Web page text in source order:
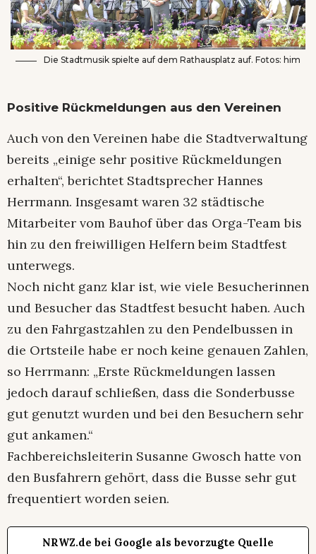
Die Stadtmusik spielte auf dem Rathausplatz auf. Fotos: him
Positive Rückmeldungen aus den Vereinen
Auch von den Vereinen habe die Stadtverwaltung
bereits „einige sehr positive Rückmeldungen
erhalten“, berichtet Stadtsprecher Hannes
Herrmann. Insgesamt waren 32 städtische
Mitarbeiter vom Bauhof über das Orga-Team bis
hin zu den freiwilligen Helfern beim Stadtfest
unterwegs.
Noch nicht ganz klar ist, wie viele Besucherinnen
und Besucher das Stadtfest besucht haben. Auch
zu den Fahrgastzahlen zu den Pendelbussen in
die Ortsteile habe er noch keine genauen Zahlen,
so Herrmann: „Erste Rückmeldungen lassen
jedoch darauf schließen, dass die Sonderbusse
gut genutzt wurden und bei den Besuchern sehr
gut ankamen.“
Fachbereichsleiterin Susanne Gwosch hatte von
den Busfahrern gehört, dass die Busse sehr gut
frequentiert worden seien.
NRWZ.de bei Google als bevorzugte Quelle